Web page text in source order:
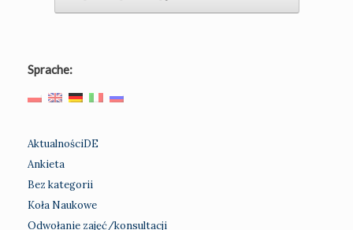
Sprache:
AktualnościDE
Ankieta
Bez kategorii
Koła Naukowe
Odwołanie zajęć/konsultacji